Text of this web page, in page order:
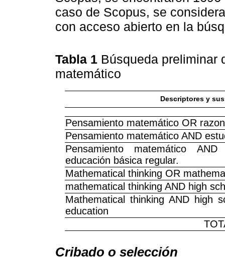
caso de Scopus, se
con acceso abierto en la
Tabla 1 Búsqueda preliminar
matemático
Descriptores y
Pensamiento matemático OR
Pensamiento matemático AND
Pensamiento matemático
educación básica regular.
Mathematical thinking OR
mathematical thinking AND high
Mathematical thinking AND high
education
Cribado o selección